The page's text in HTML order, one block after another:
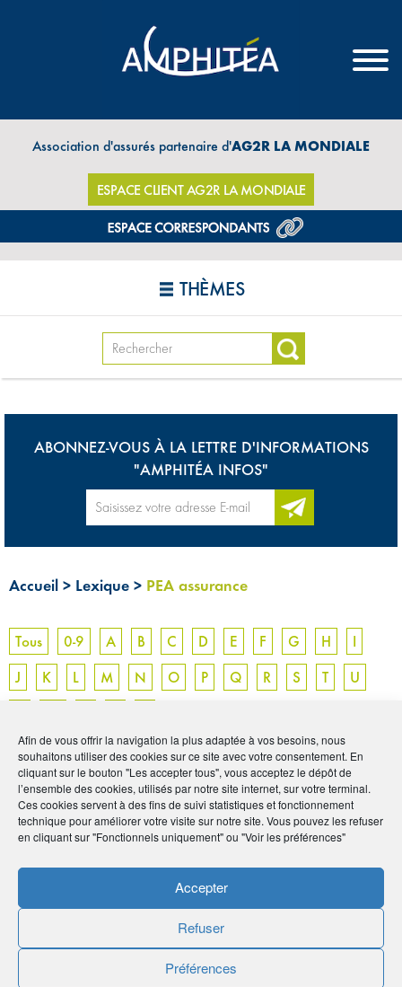
Afin de vous offrir la navigation la plus adaptée à vos besoins, nous
souhaitons utiliser des cookies sur ce site avec votre consentement. En
cliquant sur le bouton "Les accepter tous", vous acceptez le dépôt de
l’ensemble des cookies, utilisés par notre site internet, sur votre terminal.
Ces cookies servent à des fins de suivi statistiques et fonctionnement
technique pour améliorer votre visite sur notre site. Vous pouvez les refuser
en cliquant sur "Fonctionnels uniquement" ou "Voir les préférences"
Accepter
Refuser
Préférences
Association d'assurés partenaire d'AG2R LA MONDIALE
ESPACE CLIENT AG2R LA MONDIALE
THÈMES
ABONNEZ-VOUS À LA LETTRE D'INFORMATIONS
"AMPHITÉA INFOS"
Accueil > Lexique > PEA assurance
Tous 0-9 A B C D E F G H
I
J
K L M N O P Q R S T
U
PEA ASSURANCE
vie), assorti de l’enveloppe fiscale du PEA.
Tout comme le PEA bancaire, le PEA assurance – ainsi que
le PEA PME ETI (destiné à financer les petites et moyennes
entreprises et les entreprises de taille intermédiaire) – est un
outil permettant de provisionner un capital dont les plus-
values seront exonérées au bout de 5 ans.